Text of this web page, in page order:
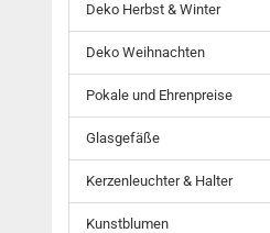
Deko Herbst & Winter
Deko Weihnachten
Pokale und Ehrenpreise
Glasgefäße
Kerzenleuchter & Halter
Kunstblumen